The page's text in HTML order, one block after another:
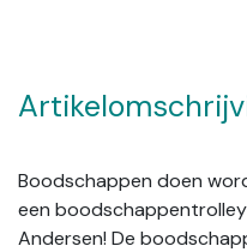
Boodschappen doen
een
Andersen! De